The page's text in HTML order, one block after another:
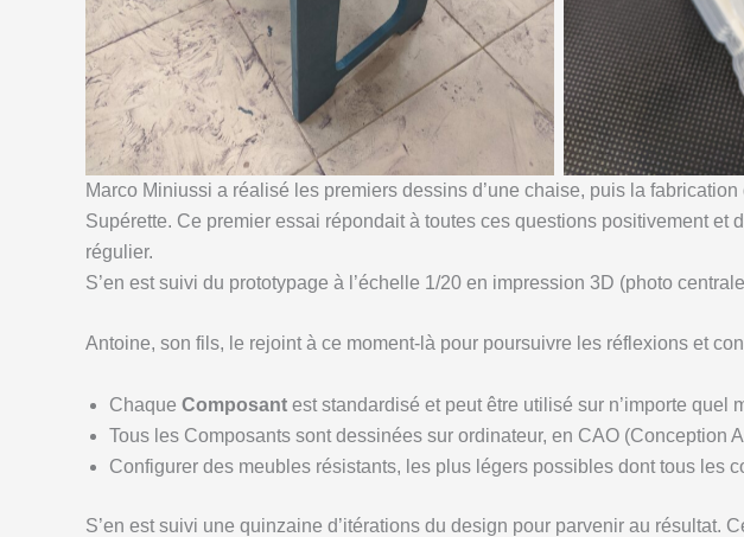
Marco Miniussi a réalisé les premiers dessins d’une chaise, puis la
Supérette. Ce premier essai répondait à toutes ces questions positivement et
régulier.
S’en est suivi du prototypage à l’échelle 1/20 en impression 3D (photo
Antoine, son fils, le rejoint à ce moment-là pour poursuivre les réflexions et
Chaque Composant est standardisé et peut être utilisé sur n’importe
Tous les Composants sont dessinées sur ordinateur, en CAO
Configurer des meubles résistants, les plus légers possibles dont tous les
S’en est suivi une quinzaine d’itérations du design pour parvenir au résultat.